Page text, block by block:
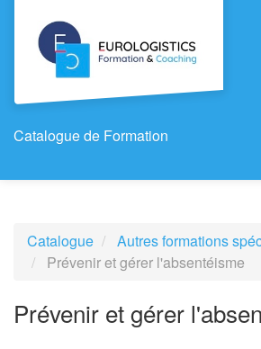
Aller au menu principal
Aller au contenu principal
Personnaliser l'interface
Catalogue de Formation
Catalogue
Autres formations
Prévenir et gérer l'absentéisme
Prévenir et gérer